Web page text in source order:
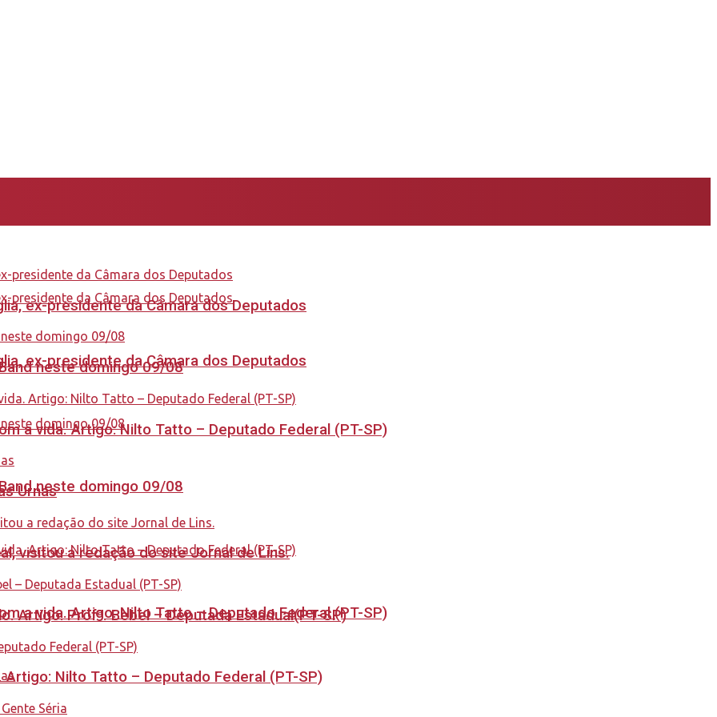
ex-presidente da Câmara dos Deputados
neste domingo 09/08
a vida. Artigo: Nilto Tatto – Deputado Federal (PT-SP)
ex-presidente da Câmara dos Deputados
neste domingo 09/08
a vida. Artigo: Nilto Tatto – Deputado Federal (PT-SP)
Urnas
visitou a redação do site Jornal de Lins.
Artigo: Profª. Bebel – Deputada Estadual(PT-SP)
Nilto Tatto – Deputado Federal (PT-SP)